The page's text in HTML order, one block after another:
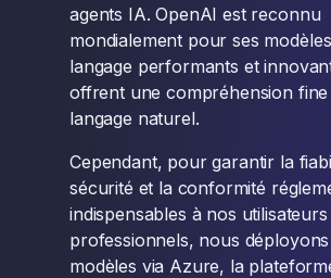
agents IA. OpenAI est reconnu
mondialement pour ses
langage performants et
offrent une compréhension fine
langage naturel.
Cependant, pour garantir la
sécurité et la conformité
indispensables à nos utilisateurs
professionnels, nous
modèles via Azure, la